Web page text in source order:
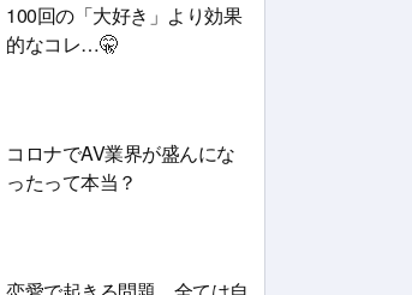
100回の「大好き」より効果
的なコレ…🤫
コロナでAV業界が盛んにな
ったって本当？